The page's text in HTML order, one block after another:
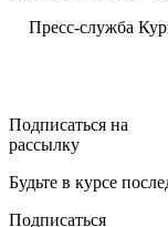
Пресс-служба
Подписаться на
рассылку
Будьте в курсе
Подписаться